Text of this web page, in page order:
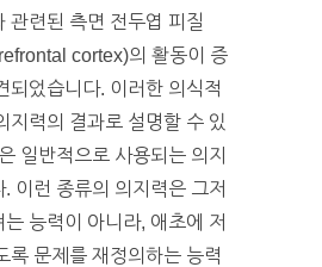
관련된 측면 전두엽 피질
cortex)의 활동이 증
되었습니다. 이러한 의식적
지력의 결과로 설명할 수 있
일반적으로 사용되는 의지
이런 종류의 의지력은 그저
능력이 아니라, 애초에 저
록 문제를 재정의하는 능력